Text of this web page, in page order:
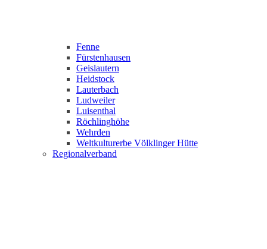
Fenne
Fürstenhausen
Geislautern
Heidstock
Lauterbach
Ludweiler
Luisenthal
Röchlinghöhe
Wehrden
Weltkulturerbe Völklinger Hütte
Regionalverband